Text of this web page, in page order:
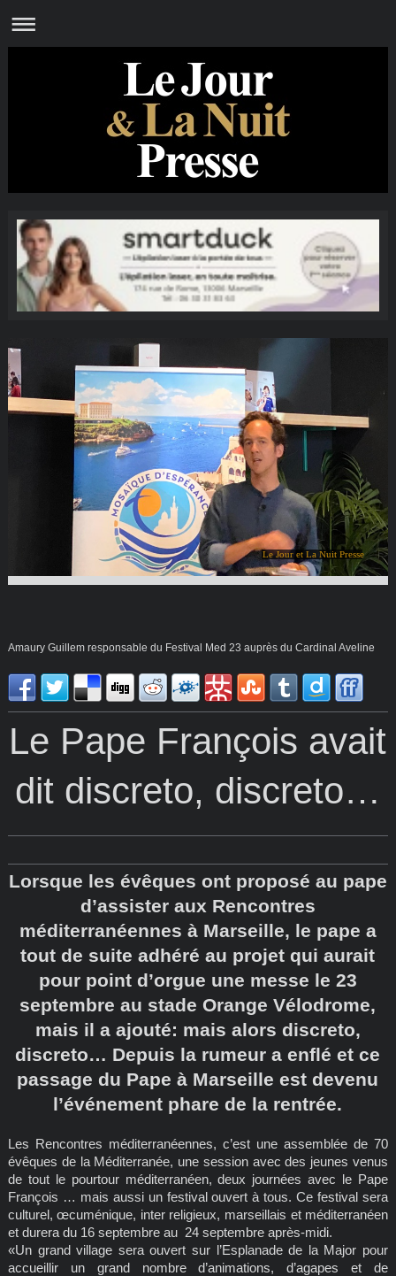
Le Jour et La Nuit Presse
Amaury Guillem responsable du Festival Med 23 auprès du Cardinal Aveline
Le Pape François avait
dit discreto, discreto…
Lorsque les évêques ont proposé au pape
d’assister aux Rencontres
méditerranéennes à Marseille, le pape a
tout de suite adhéré au projet qui aurait
pour point d’orgue une messe le 23
septembre au stade Orange Vélodrome,
mais il a ajouté: mais alors discreto,
discreto… Depuis la rumeur a enflé et ce
passage du Pape à Marseille est devenu
l’événement phare de la rentrée.
Les Rencontres méditerranéennes, c’est une assemblée de 70
évêques de la Méditerranée, une session avec des jeunes venus
de tout le pourtour méditerranéen, deux journées avec le Pape
François … mais aussi un festival ouvert à tous. Ce festival sera
culturel, œcuménique, inter religieux, marseillais et méditerranéen
et durera du 16 septembre au 24 septembre après-midi.
«Un grand village sera ouvert sur l’Esplanade de la Major pour
accueillir un grand nombre d’animations, d’agapes et de